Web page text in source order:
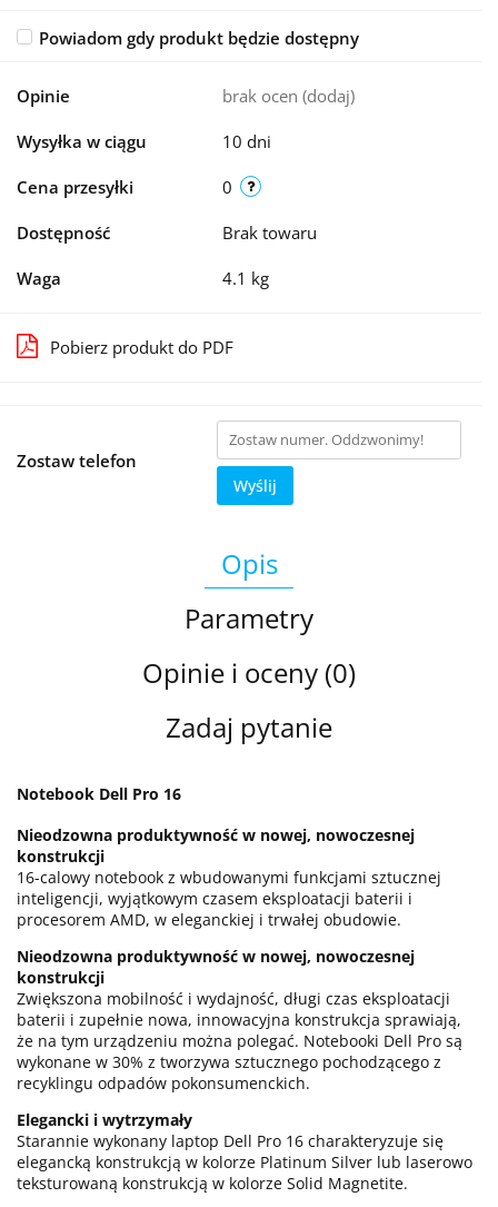
Powiadom gdy produkt będzie dostępny
Opinie brak ocen (dodaj)
Wysyłka w ciągu 10 dni
Cena przesyłki 0
Dostępność Brak towaru
Waga 4.1 kg
Pobierz produkt do PDF
Zostaw telefon
Wyślij
Opis
Parametry
Opinie i oceny (0)
Zadaj pytanie
Notebook Dell Pro 16
Nieodzowna produktywność w nowej, nowoczesnej
konstrukcji
16-calowy notebook z wbudowanymi funkcjami sztucznej
inteligencji, wyjątkowym czasem eksploatacji baterii i
procesorem AMD, w eleganckiej i trwałej obudowie.
Nieodzowna produktywność w nowej, nowoczesnej
konstrukcji
Zwiększona mobilność i wydajność, długi czas eksploatacji
baterii i zupełnie nowa, innowacyjna konstrukcja sprawiają,
że na tym urządzeniu można polegać. Notebooki Dell Pro są
wykonane w 30% z tworzywa sztucznego pochodzącego z
recyklingu odpadów pokonsumenckich.
Elegancki i wytrzymały
Starannie wykonany laptop Dell Pro 16 charakteryzuje się
elegancką konstrukcją w kolorze Platinum Silver lub laserowo
teksturowaną konstrukcją w kolorze Solid Magnetite.